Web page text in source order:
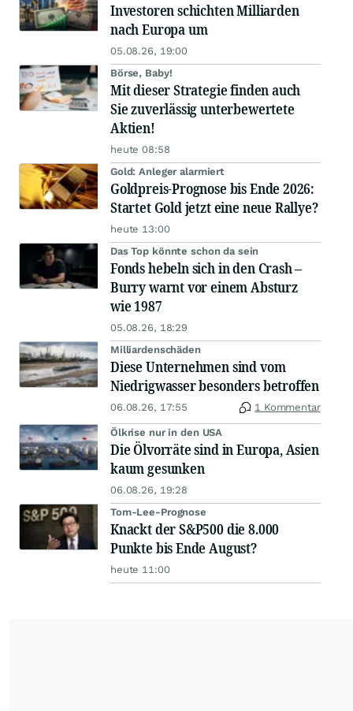
Investoren schichten Milliarden
nach Europa um
05.08.26, 19:00
Börse, Baby!
Mit dieser Strategie finden auch
Sie zuverlässig unterbewertete
Aktien!
heute 08:58
Gold: Anleger alarmiert
Goldpreis-Prognose bis Ende 2026:
Startet Gold jetzt eine neue Rallye?
heute 13:00
Das Top könnte schon da sein
Fonds hebeln sich in den Crash –
Burry warnt vor einem Absturz
wie 1987
05.08.26, 18:29
Milliardenschäden
Diese Unternehmen sind vom
Niedrigwasser besonders betroffen
06.08.26, 17:55 1 Kommentar
Ölkrise nur in den USA
Die Ölvorräte sind in Europa, Asien
kaum gesunken
06.08.26, 19:28
Tom-Lee-Prognose
Knackt der S&P500 die 8.000
Punkte bis Ende August?
heute 11:00